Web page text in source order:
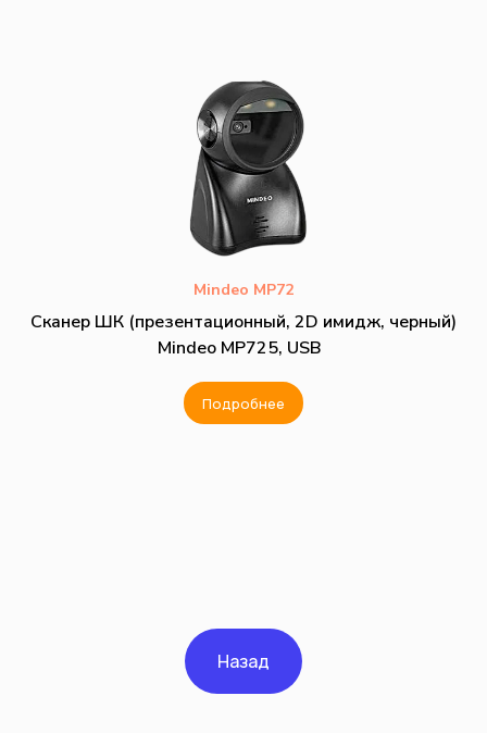
Mindeo MP72
Сканер ШК (презентационный, 2D имидж, черный)
Mindeo MP725, USB
Подробнее
Назад